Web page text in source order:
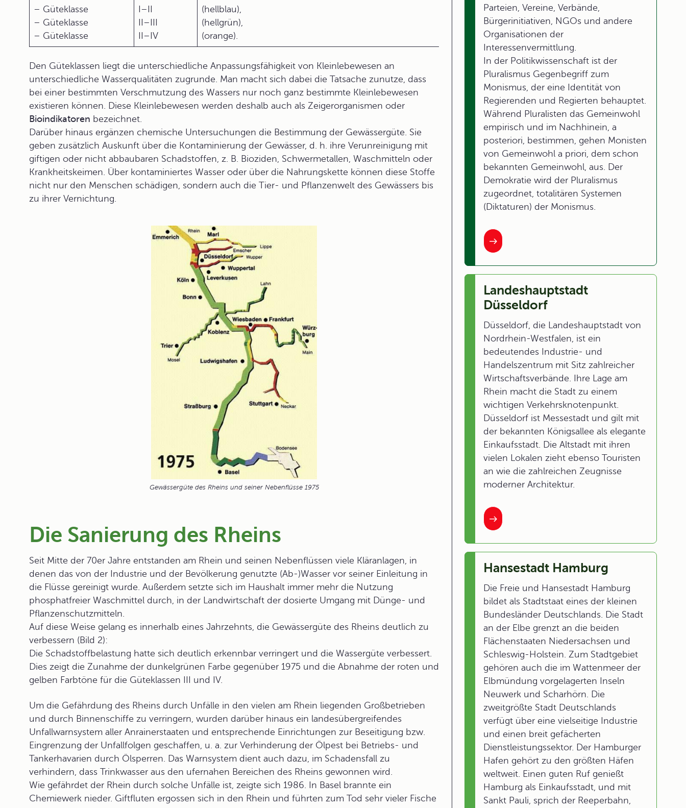
– Güteklasse
– Güteklasse
– Güteklasse
I–II
II–III
II–IV
(hellblau),
(hellgrün),
(orange).
Den Güteklassen liegt die unterschiedliche Anpassungsfähigkeit von Kleinlebewesen an
unterschiedliche Wasserqualitäten zugrunde. Man macht sich dabei die Tatsache zunutze, dass
bei einer bestimmten Verschmutzung des Wassers nur noch ganz bestimmte Kleinlebewesen
existieren können. Diese Kleinlebewesen werden deshalb auch als Zeigerorganismen oder
Bioindikatoren bezeichnet.
Darüber hinaus ergänzen chemische Untersuchungen die Bestimmung der Gewässergüte. Sie
geben zusätzlich Auskunft über die Kontaminierung der Gewässer, d. h. ihre Verunreinigung mit
giftigen oder nicht abbaubaren Schadstoffen, z. B. Bioziden, Schwermetallen, Waschmitteln oder
Krankheitskeimen. Über kontaminiertes Wasser oder über die Nahrungskette können diese Stoffe
nicht nur den Menschen schädigen, sondern auch die Tier- und Pflanzenwelt des Gewässers bis
zu ihrer Vernichtung.
Gewässergüte des Rheins und seiner Nebenflüsse 1975
Die Sanierung des Rheins
Seit Mitte der 70er Jahre entstanden am Rhein und seinen Nebenflüssen viele Kläranlagen , in
denen das von der Industrie und der Bevölkerung genutzte (Ab-)Wasser vor seiner Einleitung in
die Flüsse gereinigt wurde. Außerdem setzte sich im Haushalt immer mehr die Nutzung
phosphatfreier Waschmittel durch, in der Landwirtschaft der dosierte Umgang mit Dünge- und
Pflanzenschutzmitteln.
Auf diese Weise gelang es innerhalb eines Jahrzehnts, die Gewässergüte des Rheins deutlich zu
verbessern (Bild 2):
Die Schadstoffbelastung hatte sich deutlich erkennbar verringert und die Wassergüte verbessert.
Dies zeigt die Zunahme der dunkelgrünen Farbe gegenüber 1975 und die Abnahme der roten und
gelben Farbtöne für die Güteklassen III und IV.
Um die Gefährdung des Rheins durch Unfälle in den vielen am Rhein liegenden Großbetrieben
und durch Binnenschiffe zu verringern, wurden darüber hinaus ein landesübergreifendes
Unfallwarnsystem aller Anrainerstaaten und entsprechende Einrichtungen zur Beseitigung bzw.
Eingrenzung der Unfallfolgen geschaffen, u. a. zur Verhinderung der Ölpest bei Betriebs- und
Tankerhavarien durch Ölsperren. Das Warnsystem dient auch dazu, im Schadensfall zu
verhindern, dass Trinkwasser aus den ufernahen Bereichen des Rheins gewonnen wird.
Wie gefährdet der Rhein durch solche Unfälle ist, zeigte sich 1986. In Basel brannte ein
Chemiewerk nieder. Giftfluten ergossen sich in den Rhein und führten zum Tod sehr vieler Fische
Parteien, Vereine, Verbände,
Bürgerinitiativen, NGOs und andere
Organisationen der
Interessenvermittlung.
In der Politikwissenschaft ist der
Pluralismus Gegenbegriff zum
Monismus, der eine Identität von
Regierenden und Regierten behauptet.
Während Pluralisten das Gemeinwohl
empirisch und im Nachhinein, a
posteriori, bestimmen, gehen Monisten
von Gemeinwohl a priori, dem schon
bekannten Gemeinwohl, aus. Der
Demokratie wird der Pluralismus
zugeordnet, totalitären Systemen
(Diktaturen) der Monismus.
Landeshauptstadt
Düsseldorf
Düsseldorf, die Landeshauptstadt von
Nordrhein-Westfalen, ist ein
bedeutendes Industrie- und
Handelszentrum mit Sitz zahlreicher
Wirtschaftsverbände. Ihre Lage am
Rhein macht die Stadt zu einem
wichtigen Verkehrsknotenpunkt.
Düsseldorf ist Messestadt und gilt mit
der bekannten Königsallee als elegante
Einkaufsstadt. Die Altstadt mit ihren
vielen Lokalen zieht ebenso Touristen
an wie die zahlreichen Zeugnisse
moderner Architektur.
Hansestadt Hamburg
Die Freie und Hansestadt Hamburg
bildet als Stadtstaat eines der kleinen
Bundesländer Deutschlands. Die Stadt
an der Elbe grenzt an die beiden
Flächenstaaten Niedersachsen und
Schleswig-Holstein. Zum Stadtgebiet
gehören auch die im Wattenmeer der
Elbmündung vorgelagerten Inseln
Neuwerk und Scharhörn. Die
zweitgrößte Stadt Deutschlands
verfügt über eine vielseitige Industrie
und einen breit gefächerten
Dienstleistungssektor. Der Hamburger
Hafen gehört zu den größten Häfen
weltweit. Einen guten Ruf genießt
Hamburg als Einkaufsstadt, und mit
Sankt Pauli, sprich der Reeperbahn,